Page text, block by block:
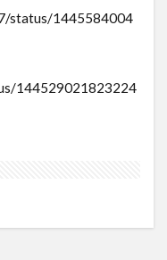
status/1445584004
144529021823224